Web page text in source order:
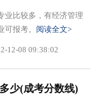
业比较多，有经济管理
报考。 阅读全文>
12-08 09:38:02
少(成考分数线)